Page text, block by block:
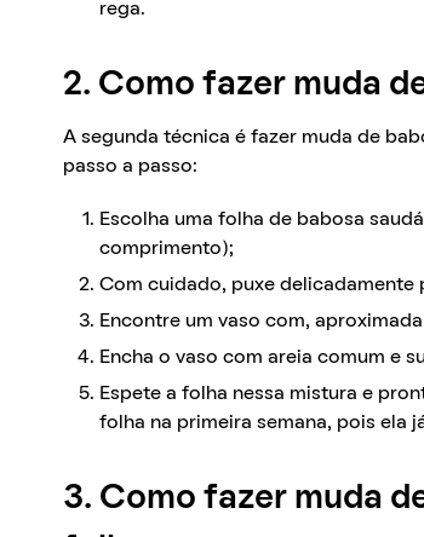
rega.
2. Como fazer muda
A segunda técnica é fazer muda de
passo a passo:
Escolha uma folha de babosa
comprimento);
Com cuidado, puxe delicadamente
Encontre um vaso com,
Encha o vaso com areia comum e
Espete a folha nessa mistura e
folha na primeira semana, pois ela
3. Como fazer muda